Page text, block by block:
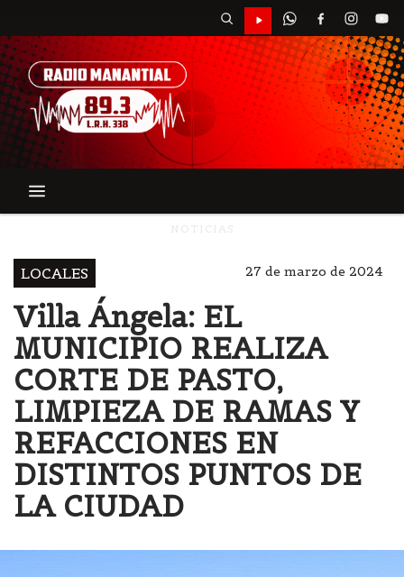
LOCALES 27 de marzo de 2024
Villa Ángela: EL
MUNICIPIO REALIZA
CORTE DE PASTO,
LIMPIEZA DE RAMAS Y
REFACCIONES EN
DISTINTOS PUNTOS DE
LA CIUDAD